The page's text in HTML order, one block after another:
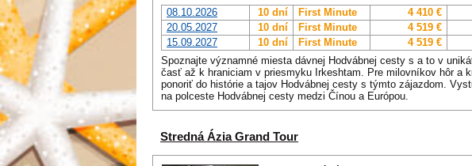
08.10.2026
10 dní First Minute 4 410 €
20.05.2027
10 dní First Minute 4 519 €
15.09.2027
10 dní First Minute 4 519 €
Spoznajte významné miesta dávnej Hodvábnej cesty s a to v
časť až k hraniciam v priesmyku Irkeshtam. Pre milovníkov hôr a
ponoriť do histórie a tajov Hodvábnej cesty s týmto zájazdom.
na polceste Hodvábnej cesty medzi Čínou a Európou.
Stredná Ázia Grand Tour